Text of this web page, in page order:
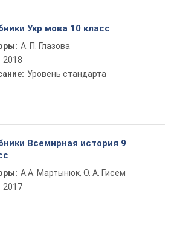
Укр мова 10 класс
А. П. Глазова
2018
Уровень стандарта
Всемирная история 9
А.А. Мартынюк, О. А. Гисем
2017